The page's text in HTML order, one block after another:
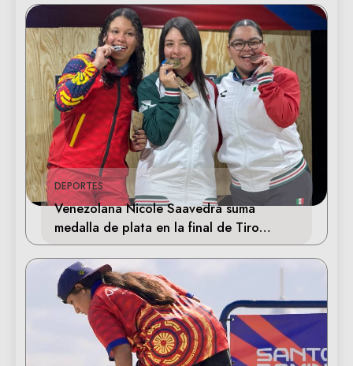
DEPORTES
Venezolana Nicole Saavedra suma
medalla de plata en la final de Tiro
Deportivo